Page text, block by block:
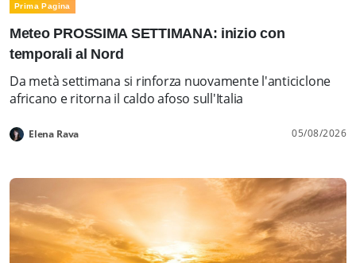
Prima Pagina
Meteo PROSSIMA SETTIMANA: inizio con
temporali al Nord
Da metà settimana si rinforza nuovamente l'anticiclone
africano e ritorna il caldo afoso sull'Italia
Elena Rava 05/08/2026